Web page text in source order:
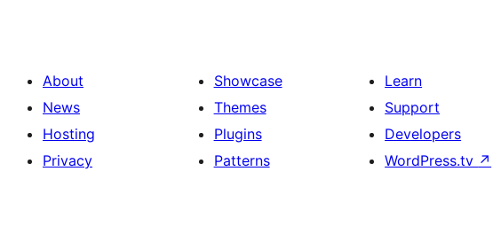
About
News
Hosting
Privacy
Showcase
Themes
Plugins
Patterns
Learn
Support
Developers
WordPress.tv ↗